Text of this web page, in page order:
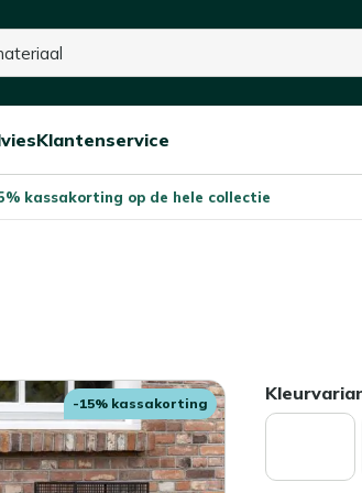
Open/sluit Open/sluit
Klantenservice
kassakorting op de hele collectie
-15% kassakorting